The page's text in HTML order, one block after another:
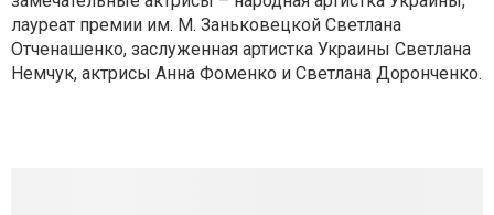
лауреат премии им. М. Заньковецкой Светлана
Отченашенко, заслуженная артистка Украины Светлана
Немчук, актрисы Анна Фоменко и Светлана Доронченко.